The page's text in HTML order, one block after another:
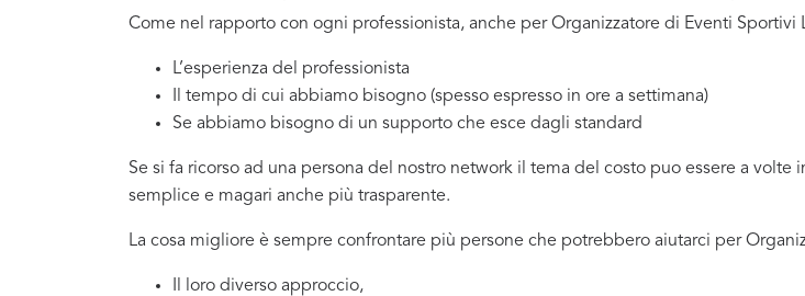
Come nel rapporto con ogni professionista, anche per Organizzatore di Eventi
L’esperienza del professionista
Il tempo di cui abbiamo bisogno (spesso espresso in ore a settimana)
Se abbiamo bisogno di un supporto che esce dagli standard
Se si fa ricorso ad una persona del nostro network il tema del costo puo essere a
semplice e magari anche più trasparente.
La cosa migliore è sempre confrontare più persone che potrebbero aiutarci per
Il loro diverso approccio,